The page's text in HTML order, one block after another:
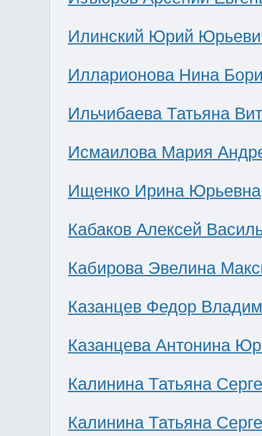
Илинский Юрий
Илларионова Нина
Ильчибаева Татьяна
Исмаилова Мария
Ищенко Ирина Юрьевна
Кабаков Алексей
Кабирова Эвелина
Казанцев Федор
Казанцева Антонина
Калинина Татьяна
Калинина Татьяна